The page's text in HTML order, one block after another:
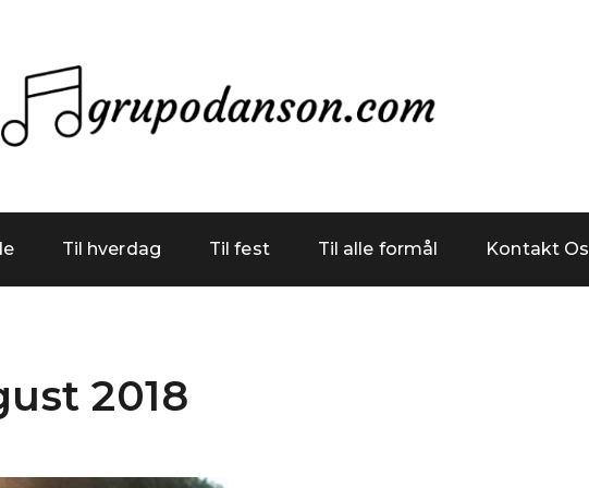
Til hverdag Til fest Til alle formål Kontakt Os
2018